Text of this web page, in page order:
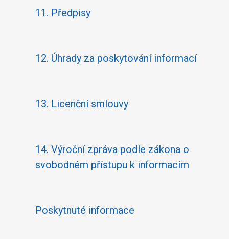
11. Předpisy
12. Úhrady za poskytování informací
13. Licenční smlouvy
14. Výroční zpráva podle zákona o
svobodném přístupu k informacím
Poskytnuté informace